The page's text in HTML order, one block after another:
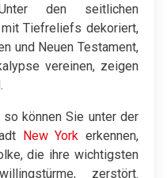
den seitlichen
Tiefreliefs dekoriert,
und Neuen Testament,
vereinen, zeigen
so können Sie unter der
New York erkennen,
die ihre wichtigsten
zerstört.